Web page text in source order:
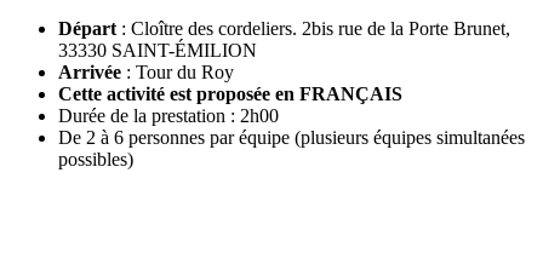
Départ : Cloître des cordeliers. 2bis rue de la Porte Brunet,
33330 SAINT-ÉMILION
Arrivée : Tour du Roy
Cette activité est proposée en FRANÇAIS
Durée de la prestation : 2h00
De 2 à 6 personnes par équipe (plusieurs équipes simultanées
possibles)